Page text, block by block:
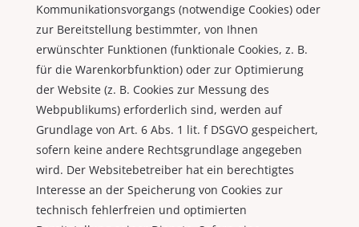
Kommunikationsvorgangs (notwendige Cookies) oder
zur Bereitstellung bestimmter, von Ihnen
erwünschter Funktionen (funktionale Cookies, z. B.
für die Warenkorbfunktion) oder zur Optimierung
der Website (z. B. Cookies zur Messung des
Webpublikums) erforderlich sind, werden auf
Grundlage von Art. 6 Abs. 1 lit. f DSGVO gespeichert,
sofern keine andere Rechtsgrundlage angegeben
wird. Der Websitebetreiber hat ein berechtigtes
Interesse an der Speicherung von Cookies zur
technisch fehlerfreien und optimierten